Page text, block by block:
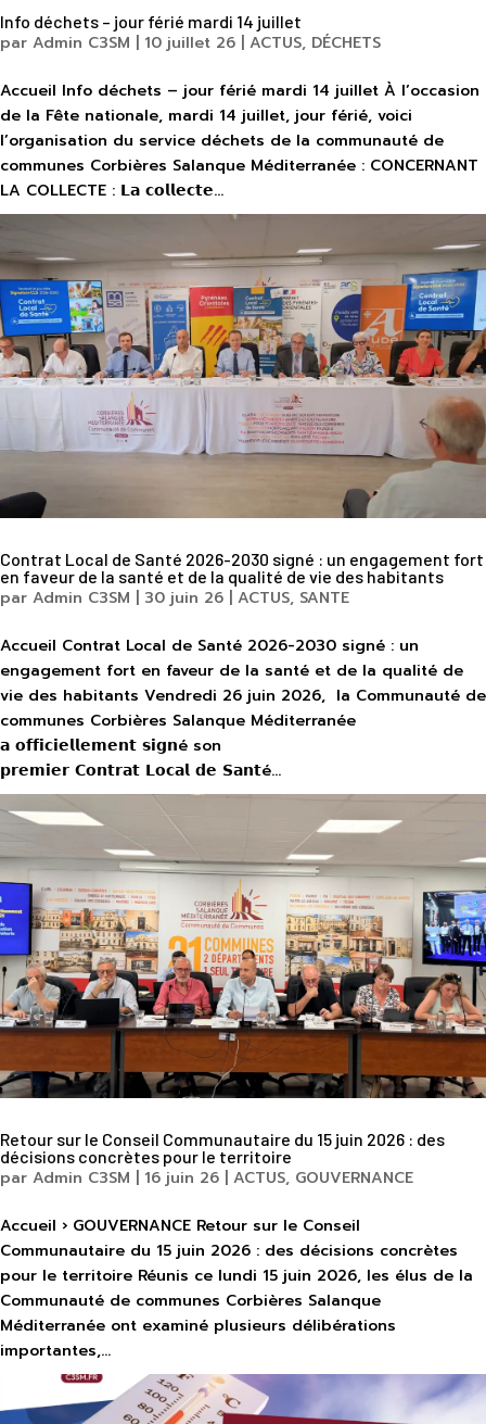
Info déchets – jour férié mardi 14 juillet
par Admin C3SM 10 juillet 26 ACTUS, DÉCHETS
Accueil Info déchets – jour férié mardi 14 juillet À l’occasion
de la Fête nationale, mardi 14 juillet, jour férié, voici
l’organisation du service déchets de la communauté de
communes Corbières Salanque Méditerranée : CONCERNANT
LA COLLECTE : 𝗟𝗮 𝗰𝗼𝗹𝗹𝗲𝗰𝘁𝗲...
Contrat Local de Santé 2026-2030 signé : un engagement fort
en faveur de la santé et de la qualité de vie des habitants
par Admin C3SM 30 juin 26 ACTUS, SANTE
Accueil Contrat Local de Santé 2026-2030 signé : un
engagement fort en faveur de la santé et de la qualité de
vie des habitants Vendredi 26 juin 2026, la Communauté de
communes Corbières Salanque Méditerranée
𝗮 𝗼𝗳𝗳𝗶𝗰𝗶𝗲𝗹𝗹𝗲𝗺𝗲𝗻𝘁 𝘀𝗶𝗴𝗻é son
𝗽𝗿𝗲𝗺𝗶𝗲𝗿 𝗖𝗼𝗻𝘁𝗿𝗮𝘁 𝗟𝗼𝗰𝗮𝗹 𝗱𝗲 𝗦𝗮𝗻𝘁é...
Retour sur le Conseil Communautaire du 15 juin 2026 : des
décisions concrètes pour le territoire
par Admin C3SM 16 juin 26 ACTUS, GOUVERNANCE
Accueil › GOUVERNANCE Retour sur le Conseil
Communautaire du 15 juin 2026 : des décisions concrètes
pour le territoire Réunis ce lundi 15 juin 2026, les élus de la
Communauté de communes Corbières Salanque
Méditerranée ont examiné plusieurs délibérations
importantes,...